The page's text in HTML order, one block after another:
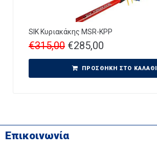
SIK Κυριακάκης MSR-ΚPP
€315,00 €285,00
ΠΡΟΣΘΉΚΗ ΣΤΟ ΚΑΛΆΘΙ
Επικοινωνία